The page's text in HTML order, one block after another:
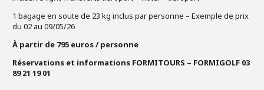
1 bagage en soute de 23 kg inclus par personne – Exemple de prix
du 02 au 09/05/26
À partir de 795 euros / personne
Réservations et informations FORMITOURS – FORMIGOLF 03
89 21 19 01